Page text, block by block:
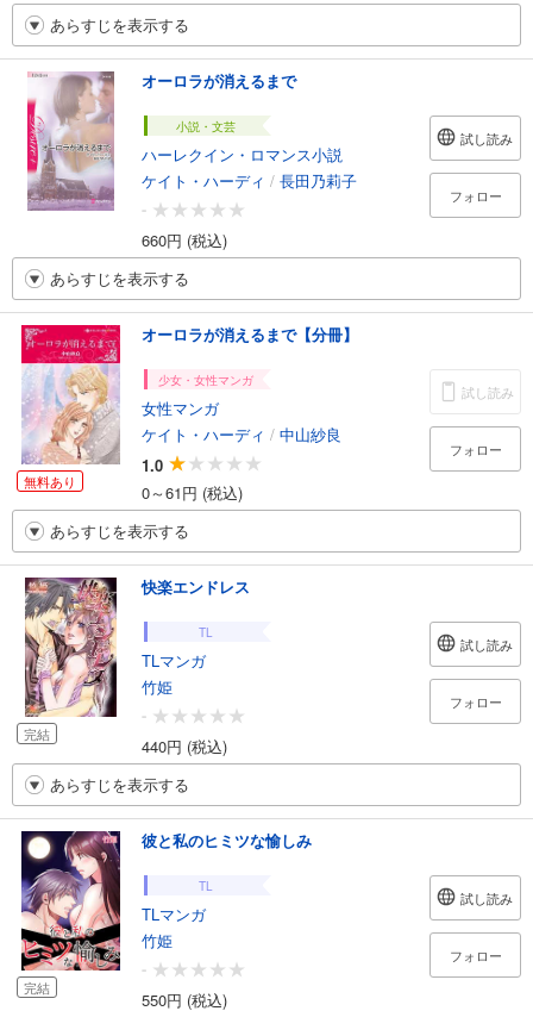
あらすじを表示する
オーロラが消えるまで
小説・文芸
ハーレクイン・ロマンス小説
ケイト・ハーディ / 長田乃莉子
-
660円 (税込)
試し読み
フォロー
あらすじを表示する
無料あり
オーロラが消えるまで【分冊】
少女・女性マンガ
女性マンガ
ケイト・ハーディ / 中山紗良
1.0
0～61円 (税込)
試し読み
フォロー
あらすじを表示する
完結
快楽エンドレス
TL
TLマンガ
竹姫
-
440円 (税込)
試し読み
フォロー
あらすじを表示する
完結
彼と私のヒミツな愉しみ
TL
TLマンガ
竹姫
-
550円 (税込)
試し読み
フォロー